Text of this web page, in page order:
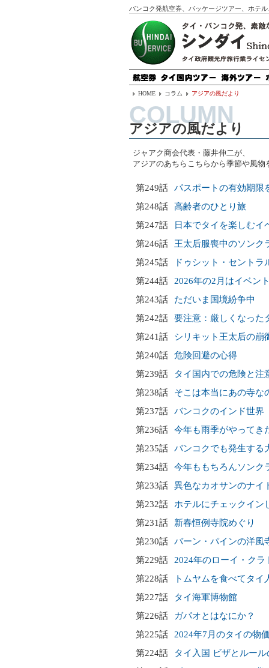
バンコク発航空券、パッケージツアー、ホテ
HOME コラム アジアの風だより
アジアの風だより
ジャアク商会代表・藤井伸二が、
アジアのあちらこちらから季節や風
第249話
パスポートの有効期限
第248話
高齢者のひとり旅
第247話
日本でタイを楽しむイ
第246話
王太后服喪中のソンク
第245話
ドゥシット・セントラ
第244話
2026年の2月はイベン
第243話
ただいま国境紛争中
第242話
要注意：厳しくなった
第241話
シリキット王太后の崩
第240話
危険回避の心得
第239話
タイ国内での危険と注
第238話
そこは本当にあの寺な
第237話
バンコクのインド世界
第236話
今年も雨季がやってき
第235話
バンコクでも発生する
第234話
今年ももちろんソンク
第233話
異色なカオサンのナイ
第232話
ホテルにチェックイン
第231話
新春恒例寺院めぐり
第230話
バーン・パインの洋風
第229話
2024年のローイ・クラ
第228話
トムヤムを食べてタイ
第227話
タイ海軍博物館
第226話
ガパオとはなにか？
第225話
2024年7月のタイの物
第224話
タイ入国 ビザとルール